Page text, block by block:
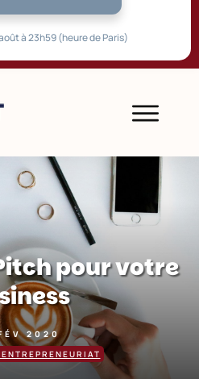
pour votre
2020
à 23h59 (heure de Paris)